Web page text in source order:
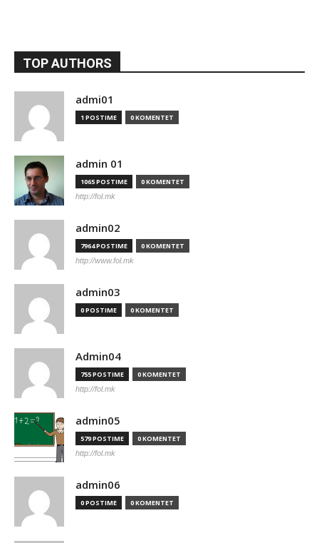
TOP AUTHORS
admi01
1 POSTIME 0 KOMENTET
admin 01
1065 POSTIME 0 KOMENTET
http://fol.mk
admin02
7964 POSTIME 0 KOMENTET
http://www.fol.mk
admin03
0 POSTIME 0 KOMENTET
Admin04
755 POSTIME 0 KOMENTET
http://fol.mk
admin05
579 POSTIME 0 KOMENTET
http://fol.mk
admin06
0 POSTIME 0 KOMENTET